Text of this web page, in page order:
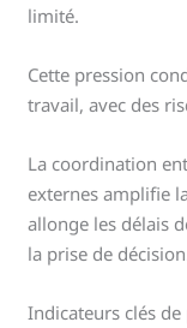
limité.
Cette pression
travail, avec des
La coordination
externes amplifie
allonge les délais
la prise de
Indicateurs clés